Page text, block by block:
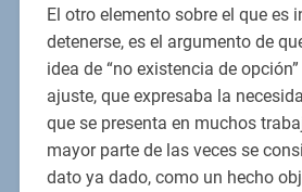
El otro elemento sobre el que es
detenerse, es el argumento de
idea de “no existencia de
ajuste, que expresaba la
que se presenta en muchos
mayor parte de las veces se
dato ya dado, como un hecho